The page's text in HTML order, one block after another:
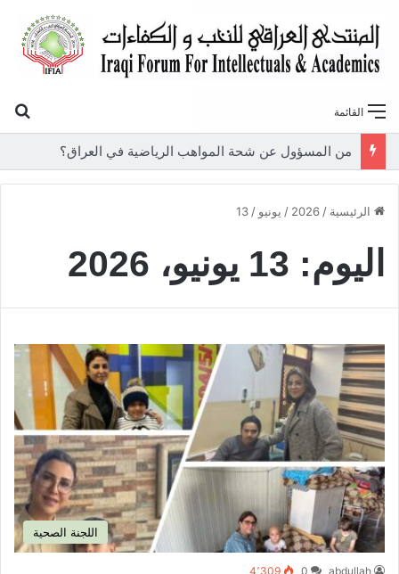
القائمة
من المسؤول عن شحة المواهب الرياضية في العراق؟
الرئيسية /
2026
/ يونيو /
13
اليوم: 13 يونيو، 2026
اللجنة الصحية
abdullah
0 4٬309